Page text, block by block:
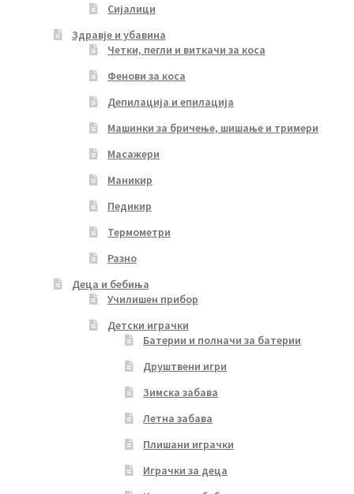
Сијалици
Здравје и убавина
Четки, пегли и виткачи за коса
Фенови за коса
Депилација и епилација
Машинки за бричење, шишање и тримери
Масажери
Маникир
Педикир
Термометри
Разно
Деца и бебиња
Училишен прибор
Детски играчки
Батерии и полначи за батерии
Друштвени игри
Зимска забава
Летна забава
Плишани играчки
Играчки за деца